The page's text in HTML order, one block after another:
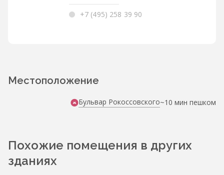
+7 (495) 258 39 90
Местоположение
Бульвар Рокоссовского~10 мин пешком
Похожие помещения в других
зданиях